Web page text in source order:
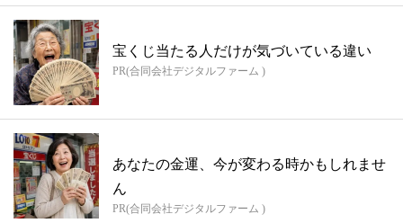
宝くじ当たる人だけが気づいている違い
PR(合同会社デジタルファーム )
あなたの金運、今が変わる時かもしれませ
ん
PR(合同会社デジタルファーム )